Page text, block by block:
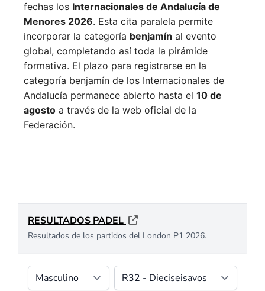
fechas los Internacionales de Andalucía de
Menores 2026. Esta cita paralela permite
incorporar la categoría benjamín al evento
global, completando así toda la pirámide
formativa. El plazo para registrarse en la
categoría benjamín de los Internacionales de
Andalucía permanece abierto hasta el 10 de
agosto a través de la web oficial de la
Federación.